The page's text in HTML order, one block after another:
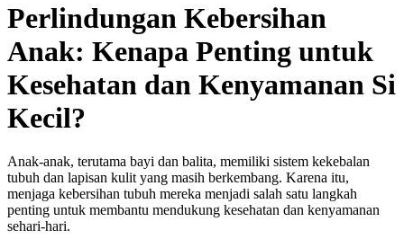
Perlindungan Kebersihan
Anak: Kenapa Penting untuk
Kesehatan dan Kenyamanan Si
Kecil?
Anak-anak, terutama bayi dan balita, memiliki sistem kekebalan
tubuh dan lapisan kulit yang masih berkembang. Karena itu,
menjaga kebersihan tubuh mereka menjadi salah satu langkah
penting untuk membantu mendukung kesehatan dan kenyamanan
sehari-hari.